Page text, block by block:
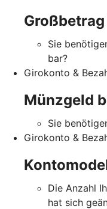
Sie
bar?
Girokonto &
Münzgeld
Sie
Girokonto &
Die Anzahl
hat sich